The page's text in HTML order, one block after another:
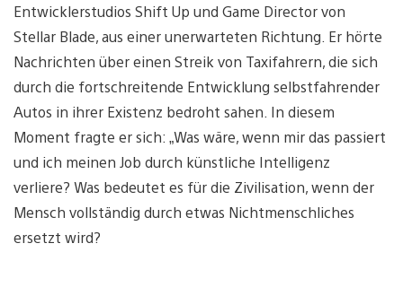
Entwicklerstudios Shift Up und Game Director von
Stellar Blade, aus einer unerwarteten Richtung. Er hörte
Nachrichten über einen Streik von Taxifahrern, die sich
durch die fortschreitende Entwicklung selbstfahrender
Autos in ihrer Existenz bedroht sahen. In diesem
Moment fragte er sich: „Was wäre, wenn mir das passiert
und ich meinen Job durch künstliche Intelligenz
verliere? Was bedeutet es für die Zivilisation, wenn der
Mensch vollständig durch etwas Nichtmenschliches
ersetzt wird?